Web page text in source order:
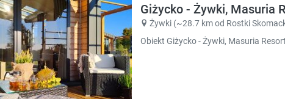
Giżycko - Żywki, Masuria
Żywki (~28.7 km od Rostki